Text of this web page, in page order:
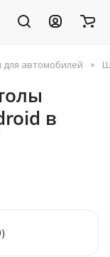
автомобилей
в